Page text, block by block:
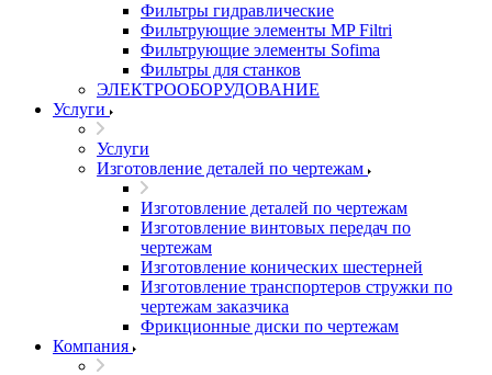
Фильтры гидравлические
Фильтрующие элементы MP Filtri
Фильтрующие элементы Sofima
Фильтры для станков
ЭЛЕКТРООБОРУДОВАНИЕ
Услуги
Услуги
Изготовление деталей по чертежам
Изготовление деталей по чертежам
Изготовление винтовых передач по
чертежам
Изготовление конических шестерней
Изготовление транспортеров стружки по
чертежам заказчика
Фрикционные диски по чертежам
Компания